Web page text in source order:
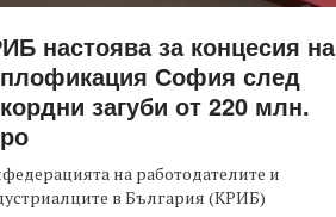
настоява за концесия на
София след
загуби от 220 млн.
на работодателите и
в България (КРИБ)